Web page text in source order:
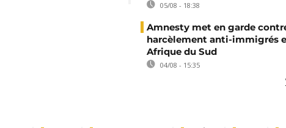
05/08 - 18:38
Amnesty met en garde
harcèlement anti-immigrés
Afrique du Sud
04/08 - 15:35